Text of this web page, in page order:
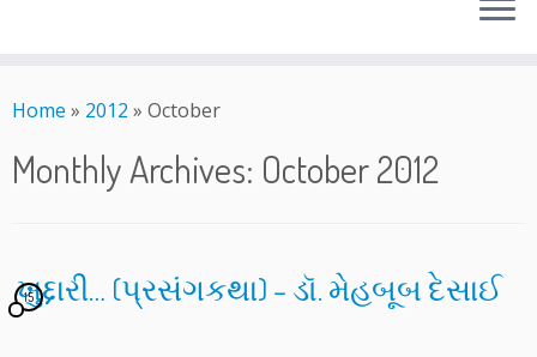
toHome » 2012 » October
Monthly Archives: October 2012
ખુદ્દારી… (પ્રસંગકથા) – ડૉ. મેહબૂબ દેસાઈ
15